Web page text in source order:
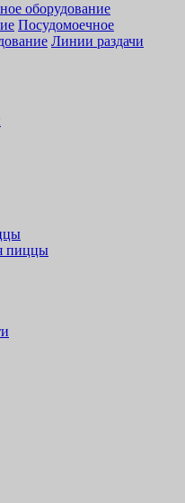
оборудование
Посудомоечное
Линии раздачи
пиццы